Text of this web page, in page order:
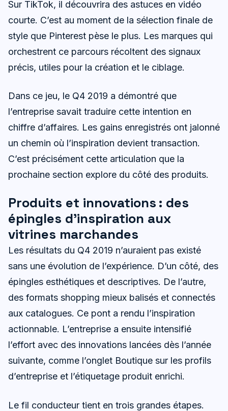
Sur TikTok, il découvrira des astuces en vidéo
courte. C’est au moment de la sélection finale de
style que Pinterest pèse le plus. Les marques qui
orchestrent ce parcours récoltent des signaux
précis, utiles pour la création et le ciblage.
Dans ce jeu, le Q4 2019 a démontré que
l’entreprise savait traduire cette intention en
chiffre d’affaires. Les gains enregistrés ont jalonné
un chemin où l’inspiration devient transaction.
C’est précisément cette articulation que la
prochaine section explore du côté des produits.
Produits et innovations : des
épingles d’inspiration aux
vitrines marchandes
Les résultats du Q4 2019 n’auraient pas existé
sans une évolution de l’expérience. D’un côté, des
épingles esthétiques et descriptives. De l’autre,
des formats shopping mieux balisés et connectés
aux catalogues. Ce pont a rendu l’inspiration
actionnable. L’entreprise a ensuite intensifié
l’effort avec des innovations lancées dès l’année
suivante, comme l’onglet Boutique sur les profils
d’entreprise et l’étiquetage produit enrichi.
Le fil conducteur tient en trois grandes étapes.